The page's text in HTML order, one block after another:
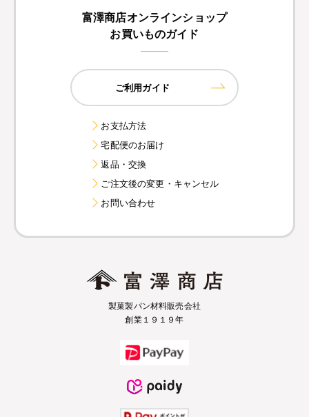
富澤商店オンラインショップ
お買いものガイド
ご利用ガイド
お支払方法
宅配便のお届け
返品・交換
ご注文後の変更・キャンセル
お問い合わせ
製菓製パン材料販売会社
創業１９１９年